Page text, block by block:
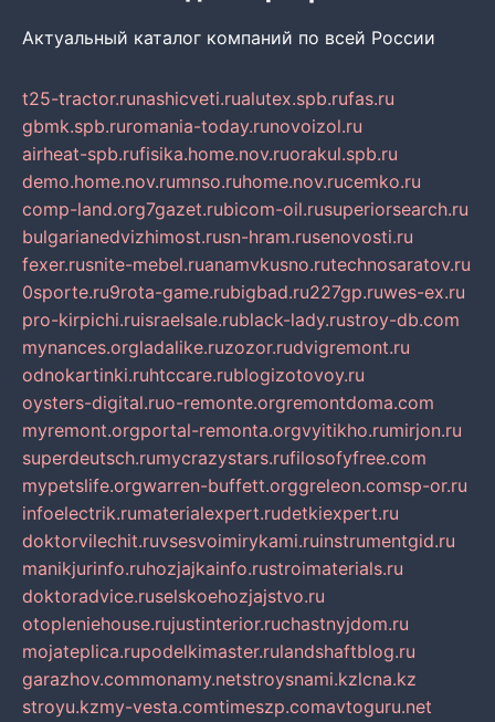
Актуальный каталог компаний по всей России
t25-tractor.runashicveti.rualutex.spb.rufas.ru
gbmk.spb.ruromania-today.runovoizol.ru
airheat-spb.rufisika.home.nov.ruorakul.spb.ru
demo.home.nov.rumnso.ruhome.nov.rucemko.ru
comp-land.org7gazet.rubicom-oil.rusuperiorsearch.ru
bulgarianedvizhimost.rusn-hram.rusenovosti.ru
fexer.rusnite-mebel.ruanamvkusno.rutechnosaratov.ru
0sporte.ru9rota-game.rubigbad.ru227gp.ruwes-ex.ru
pro-kirpichi.ruisraelsale.rublack-lady.rustroy-db.com
mynances.orgladalike.ruzozor.rudvigremont.ru
odnokartinki.ruhtccare.rublogizotovoy.ru
oysters-digital.ruo-remonte.orgremontdoma.com
myremont.orgportal-remonta.orgvyitikho.rumirjon.ru
superdeutsch.rumycrazystars.rufilosofyfree.com
mypetslife.orgwarren-buffett.orggreleon.comsp-or.ru
infoelectrik.rumaterialexpert.rudetkiexpert.ru
doktorvilechit.ruvsesvoimirykami.ruinstrumentgid.ru
manikjurinfo.ruhozjajkainfo.rustroimaterials.ru
doktoradvice.ruselskoehozjajstvo.ru
otopleniehouse.rujustinterior.ruchastnyjdom.ru
mojateplica.rupodelkimaster.rulandshaftblog.ru
garazhov.commonamy.netstroysnami.kzlcna.kz
stroyu.kzmy-vesta.comtimeszp.comavtoguru.net